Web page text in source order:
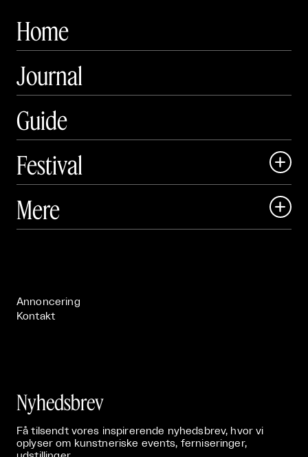
Home
Journal
Guide
Festival

 Art Matter Festival
Mere 
Annoncering
Kontakt
Nyhedsbrev
Få tilsendt vores inspirerende nyhedsbrev, hvor vi
oplyser om kunstneriske events, ferniseringer,